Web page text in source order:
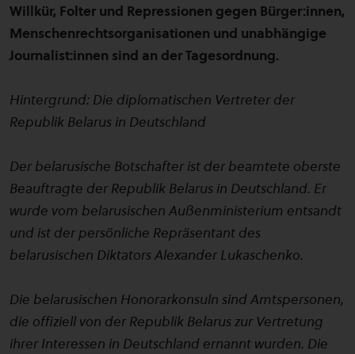
Willkür, Folter und Repressionen gegen Bürger:innen,
Menschenrechtsorganisationen und unabhängige
Journalist:innen sind an der Tagesordnung.
Hintergrund: Die diplomatischen Vertreter der
Republik Belarus in Deutschland
Der belarusische Botschafter ist der beamtete oberste
Beauftragte der Republik Belarus in Deutschland. Er
wurde vom belarusischen Außenministerium entsandt
und ist der persönliche Repräsentant des
belarusischen Diktators Alexander Lukaschenko.
Die belarusischen Honorarkonsuln sind Amtspersonen,
die offiziell von der Republik Belarus zur Vertretung
ihrer Interessen in Deutschland ernannt wurden. Die